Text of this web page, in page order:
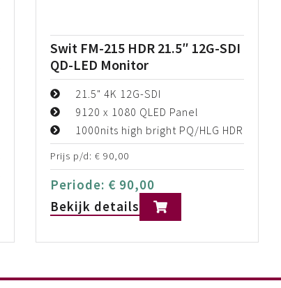
Swit FM-215 HDR 21.5″ 12G-SDI
QD-LED Monitor
21.5" 4K 12G-SDI
9120 x 1080 QLED Panel
1000nits high bright PQ/HLG HDR
Prijs p/d: € 90,00
Periode: € 90,00
Bekijk details